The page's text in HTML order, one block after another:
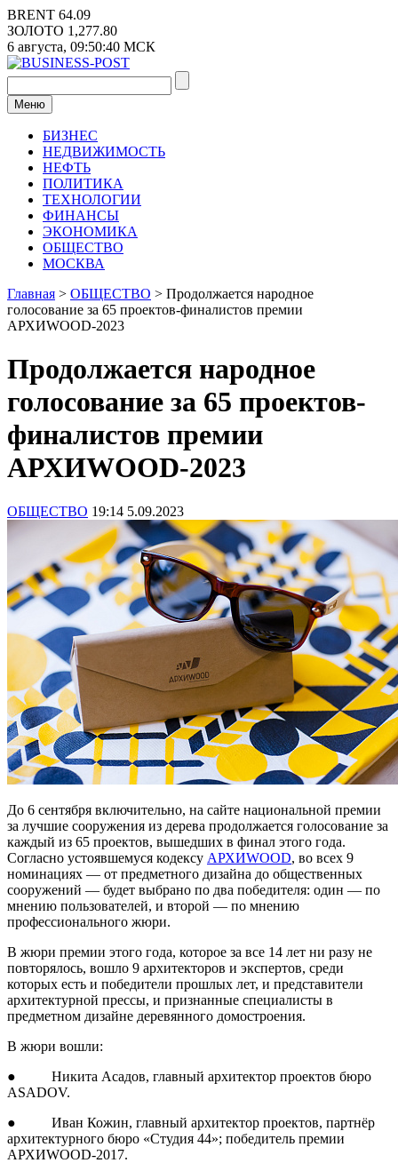
Перейти
к
содержимому
BRENT 64.09
ЗОЛОТО 1,277.80
6 августа, 09:50:40 МСК
Меню
БИЗНЕС
НЕДВИЖИМОСТЬ
НЕФТЬ
ПОЛИТИКА
ТЕХНОЛОГИИ
ФИНАНСЫ
ЭКОНОМИКА
ОБЩЕСТВО
МОСКВА
Главная > ОБЩЕСТВО > Продолжается народное
голосование за 65 проектов-финалистов премии
АРХИWOOD-2023
Продолжается народное
голосование за 65 проектов-
финалистов премии
АРХИWOOD-2023
ОБЩЕСТВО 19:14 5.09.2023
До 6 сентября включительно, на сайте национальной премии
за лучшие сооружения из дерева продолжается голосование за
каждый из 65 проектов, вышедших в финал этого года.
Согласно устоявшемуся кодексу АРХИWOOD, во всех 9
номинациях — от предметного дизайна до общественных
сооружений — будет выбрано по два победителя: один — по
мнению пользователей, и второй — по мнению
профессионального жюри.
В жюри премии этого года, которое за все 14 лет ни разу не
повторялось, вошло 9 архитекторов и экспертов, среди
которых есть и победители прошлых лет, и представители
архитектурной прессы, и признанные специалисты в
предметном дизайне деревянного домостроения.
В жюри вошли:
● Никита Асадов, главный архитектор проектов бюро
ASADOV.
● Иван Кожин, главный архитектор проектов, партнёр
архитектурного бюро «Студия 44»; победитель премии
АРХИWOOD-2017.